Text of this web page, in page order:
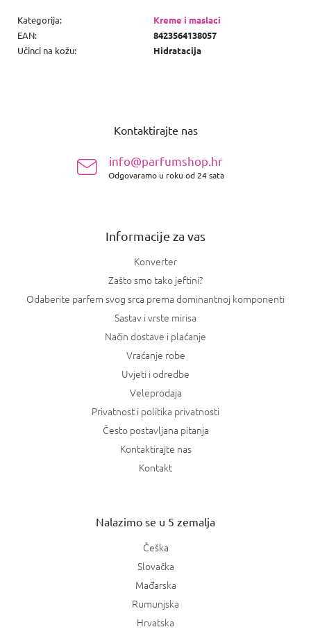
Kategorija:
Kreme i maslaci
EAN:
8423564138057
Učinci na kožu: Hidratacija
Kontaktirajte nas
info@parfumshop.hr
Odgovaramo u roku od 24 sata
Informacije za vas
Konverter
Zašto smo tako jeftini?
Odaberite parfem svog srca prema dominantnoj komponenti
Sastav i vrste mirisa
Način dostave i plaćanje
Vraćanje robe
Uvjeti i odredbe
Veleprodaja
Privatnost i politika privatnosti
Često postavljana pitanja
Kontaktirajte nas
Kontakt
Nalazimo se u 5 zemalja
Češka
Slovačka
Mađarska
Rumunjska
Hrvatska